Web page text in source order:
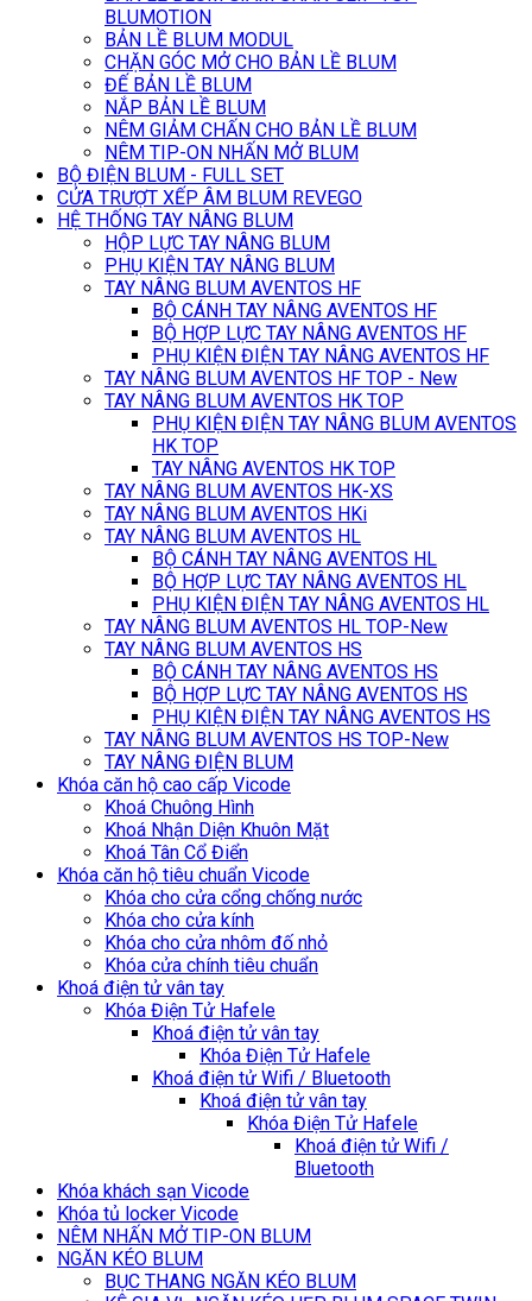
BLUMOTION
BẢN LỀ BLUM MODUL
CHẶN GÓC MỞ CHO BẢN LỀ BLUM
ĐẾ BẢN LỀ BLUM
NẮP BẢN LỀ BLUM
NÊM GIẢM CHẤN CHO BẢN LỀ BLUM
NÊM TIP-ON NHẤN MỞ BLUM
BỘ ĐIỆN BLUM - FULL SET
CỬA TRƯỢT XẾP ÂM BLUM REVEGO
HỆ THỐNG TAY NÂNG BLUM
HỘP LỰC TAY NÂNG BLUM
PHỤ KIỆN TAY NÂNG BLUM
TAY NÂNG BLUM AVENTOS HF
BỘ CÁNH TAY NÂNG AVENTOS HF
BỘ HỢP LỰC TAY NÂNG AVENTOS HF
PHỤ KIỆN ĐIỆN TAY NÂNG AVENTOS HF
TAY NÂNG BLUM AVENTOS HF TOP - New
TAY NÂNG BLUM AVENTOS HK TOP
PHỤ KIỆN ĐIỆN TAY NÂNG BLUM AVENTOS
HK TOP
TAY NÂNG AVENTOS HK TOP
TAY NÂNG BLUM AVENTOS HK-XS
TAY NÂNG BLUM AVENTOS HKi
TAY NÂNG BLUM AVENTOS HL
BỘ CÁNH TAY NÂNG AVENTOS HL
BỘ HỢP LỰC TAY NÂNG AVENTOS HL
PHỤ KIỆN ĐIỆN TAY NÂNG AVENTOS HL
TAY NÂNG BLUM AVENTOS HL TOP-New
TAY NÂNG BLUM AVENTOS HS
BỘ CÁNH TAY NÂNG AVENTOS HS
BỘ HỢP LỰC TAY NÂNG AVENTOS HS
PHỤ KIỆN ĐIỆN TAY NÂNG AVENTOS HS
TAY NÂNG BLUM AVENTOS HS TOP-New
TAY NÂNG ĐIỆN BLUM
Khóa căn hộ cao cấp Vicode
Khoá Chuông Hình
Khoá Nhận Diện Khuôn Mặt
Khoá Tân Cổ Điển
Khóa căn hộ tiêu chuẩn Vicode
Khóa cho cửa cổng chống nước
Khóa cho cửa kính
Khóa cho cửa nhôm đố nhỏ
Khóa cửa chính tiêu chuẩn
Khoá điện tử vân tay
Khóa Điện Tử Hafele
Khoá điện tử vân tay
Khóa Điện Tử Hafele
Khoá điện tử Wifi / Bluetooth
Khoá điện tử vân tay
Khóa Điện Tử Hafele
Khoá điện tử Wifi /
Bluetooth
Khóa khách sạn Vicode
Khóa tủ locker Vicode
NÊM NHẤN MỞ TIP-ON BLUM
NGĂN KÉO BLUM
BỤC THANG NGĂN KÉO BLUM